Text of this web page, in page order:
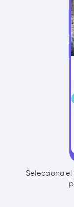
Selecciona